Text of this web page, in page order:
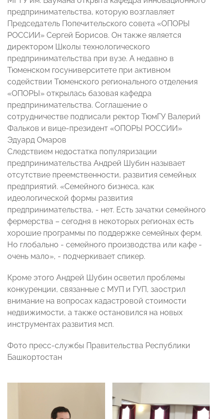
предпринимательства, которую возглавляет
Председатель Попечительского совета «ОПОРЫ
РОССИИ» Сергей Борисов. Он также является
директором Школы технологического
предпринимательства при вузе. А недавно в
Тюменском госуниверситете при активном
содействии Тюменского регионального отделения
«ОПОРЫ» открылась базовая кафедра
предпринимательства. Соглашение о
сотрудничестве подписали ректор ТюмГУ Валерий
Фальков и вице-президент «ОПОРЫ РОССИИ»
Эдуард Омаров
Следствием недостатка популяризации
предпринимательства Андрей Шубин называет
отсутствие преемственности, развития семейных
предприятий. «Семейного бизнеса, как
идеологической формы развития
предпринимательства, - нет. Есть зачатки семейного
фермерства – сегодня в некоторых регионах есть
хорошие программы по поддержке семейных ферм.
Но глобально - семейного производства или кафе -
очень мало», - подчеркивает спикер.
Кроме этого Андрей Шубин осветил проблемы
конкуренции, связанные с МУП и ГУП, заострил
внимание на вопросах кадастровой стоимости
недвижимости, а также остановился на новых
инструментах развития мсп.
Фото пресс-службы Правительства Республики
Башкортостан